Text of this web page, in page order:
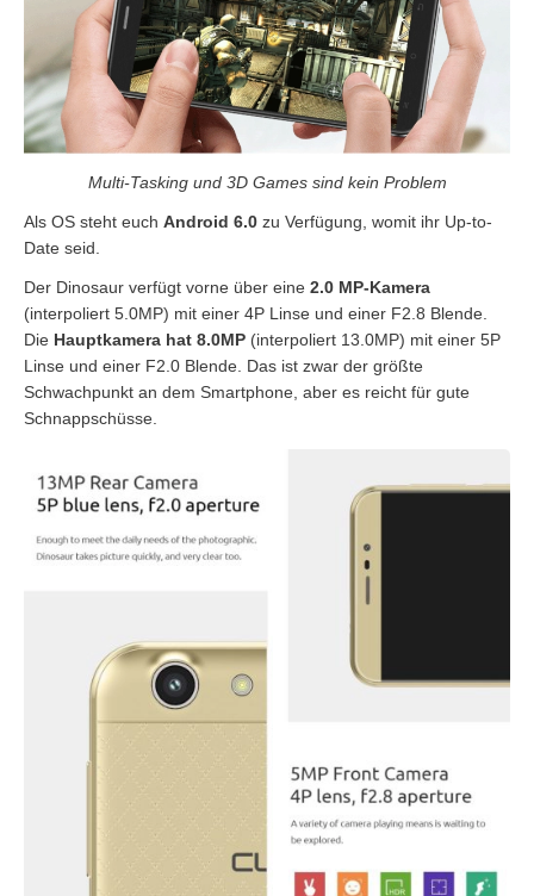
Multi-Tasking und 3D Games sind kein Problem
Als OS steht euch Android 6.0 zu Verfügung, womit ihr Up-to-
Date seid.
Der Dinosaur verfügt vorne über eine 2.0 MP-Kamera
(interpoliert 5.0MP) mit einer 4P Linse und einer F2.8 Blende.
Die Hauptkamera hat 8.0MP (interpoliert 13.0MP) mit einer 5P
Linse und einer F2.0 Blende. Das ist zwar der größte
Schwachpunkt an dem Smartphone, aber es reicht für gute
Schnappschüsse.